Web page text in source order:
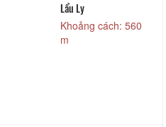
Lẩu Ly
Khoảng cách: 560
m